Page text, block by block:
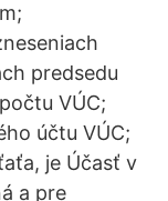
predsedu
VÚC;
účtu VÚC;
je Účasť v
a pre